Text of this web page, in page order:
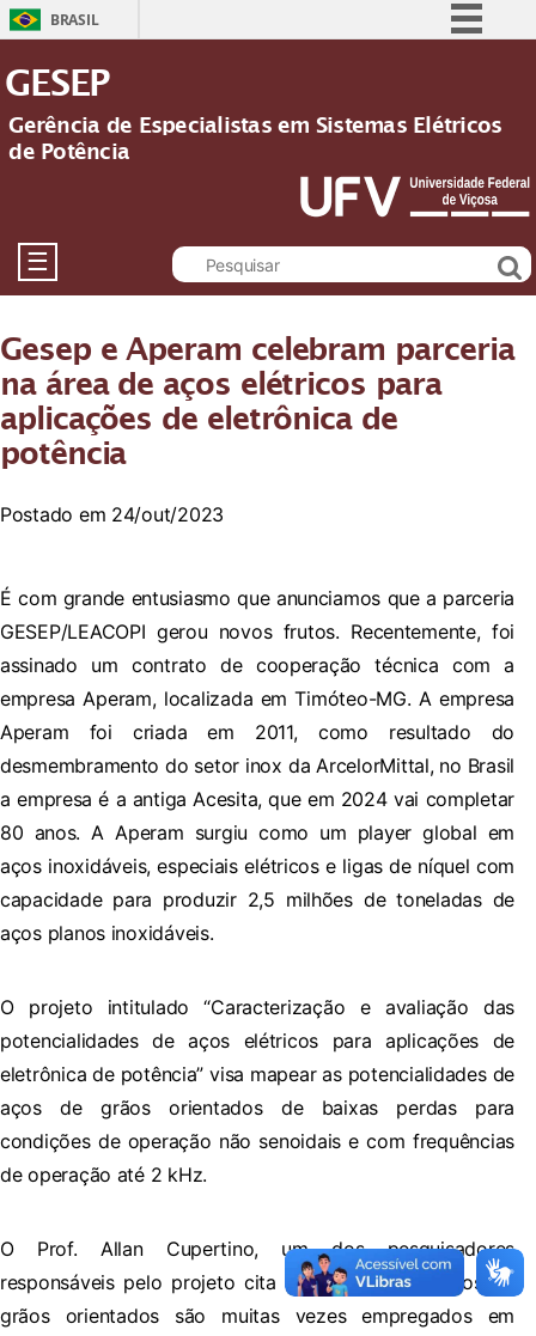
BRASIL
Participe
Acesso à informação
Legislação
Canais
GESEP
Gerência de Especialistas em Sistemas Elétricos
de Potência
☰
Gesep e Aperam celebram parceria
na área de aços elétricos para
aplicações de eletrônica de
potência
Postado em 24/out/2023
É com grande entusiasmo que anunciamos que a parceria
GESEP/LEACOPI gerou novos frutos. Recentemente, foi
assinado um contrato de cooperação técnica com a
empresa Aperam, localizada em Timóteo-MG. A empresa
Aperam foi criada em 2011, como resultado do
desmembramento do setor inox da ArcelorMittal, no Brasil
a empresa é a antiga Acesita, que em 2024 vai completar
80 anos. A Aperam surgiu como um player global em
aços inoxidáveis, especiais elétricos e ligas de níquel com
capacidade para produzir 2,5 milhões de toneladas de
aços planos inoxidáveis.
O projeto intitulado “Caracterização e avaliação das
potencialidades de aços elétricos para aplicações de
eletrônica de potência” visa mapear as potencialidades de
aços de grãos orientados de baixas perdas para
condições de operação não senoidais e com frequências
de operação até 2 kHz.
O Prof. Allan Cupertino, um dos pesquisadores
responsáveis pelo projeto cita que os aços elétricos de
grãos orientados são muitas vezes empregados em